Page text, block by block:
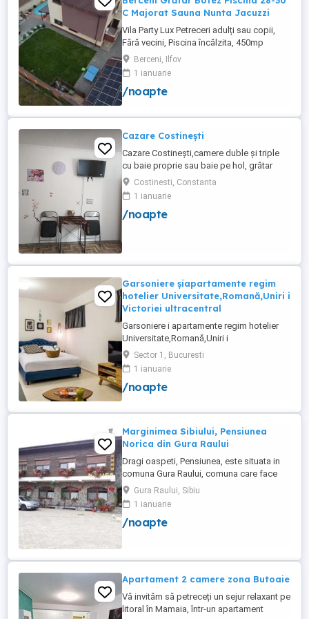
C Majorat Sauna Nunta Jacuzzi
Vila Party Lux Petreceri adulți sau copii,
Fără vecini, Piscina încălzita, 450mp
S+P+2E lângă București ( Berceni- Ilfov) ,
asfalt, Uber Bolt ,pentru cazare regim
hotelier, petreceri copii, pool party 30 ,
onomastici , nunti , botezuri, team building
party, ...
Berceni, Ilfov
1 ianuarie
/noapte
Cazare Costinești
Cazare Costinești,camere duble și triple
cu baie proprie sau baie pe hol, grătar
frigider curte,parcare proprie , prețuri
începând de la 150 lei pe noapte,telefon
Costinesti, Constanta
1 ianuarie
/noapte
Garsoniere șiapartamente regim
hotelier Universitate,Romană,Uniri i
Victoriei ultracentral
Garsoniere i apartamente regim hotelier
Universitate,Romană,Uniri i
Victoriei,renovate recent i utilate complet.
Preț: De la 120-200 lei pentru 3 ore Preț
garsoniere 120-200 lei pentru noapte Preț
apartamente 200-300 lei pentru noapte
Sector 1, Bucuresti
1 ianuarie
/noapte
Marginimea Sibiului, Pensiunea
Norica din Gura Raului
Dragi oaspeti, Pensiunea, este situata in
comuna Gura Raului, comuna care face
parte din salba celor mai vechi, frumoase
si instarite asezari ce alcatuiesc
Marginimea Sibiului, la 18 km de Sibiu in
directia Sebes (Cristian, Orlat, Gura
Gura Raului, Sibiu
1 ianuarie
/noapte
Apartament 2 camere zona Butoaie
Vă invităm să petreceți un sejur relaxant pe
litoral în Mamaia, într-un apartament